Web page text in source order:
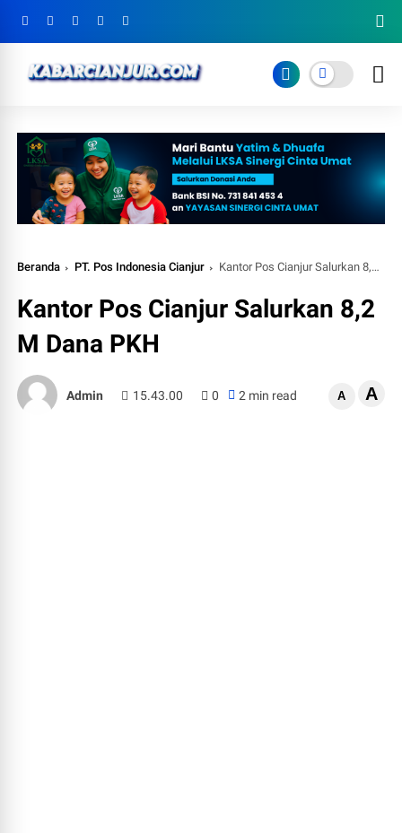
Beranda PT. Pos Indonesia Cianjur Kantor Pos Cianjur Salurkan 8,2 M Dana PKH
Kantor Pos Cianjur Salurkan 8,2
M Dana PKH
Admin 15.43.00 0 2 min read A A